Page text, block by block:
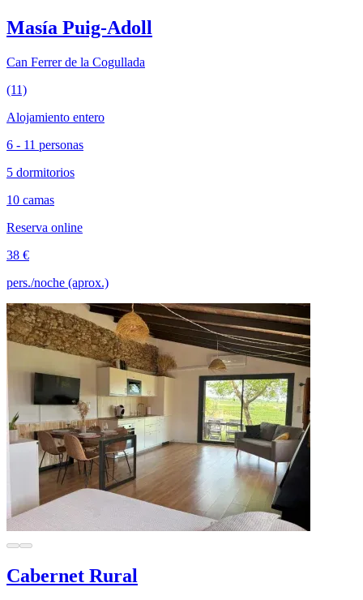
Masía Puig-Adoll
Can Ferrer de la Cogullada
(11)
Alojamiento entero
6 - 11 personas
5 dormitorios
10 camas
Reserva online
38 €
pers./noche (aprox.)
Cabernet Rural